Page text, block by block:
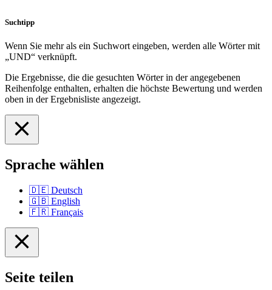
Suchtipp
Wenn Sie mehr als ein Suchwort eingeben, werden alle Wörter mit
„UND“ verknüpft.
Die Ergebnisse, die die gesuchten Wörter in der angegebenen
Reihenfolge enthalten, erhalten die höchste Bewertung und werden
oben in der Ergebnisliste angezeigt.
Sprache wählen
🇩🇪 Deutsch
🇬🇧 English
🇫🇷 Français
Seite teilen